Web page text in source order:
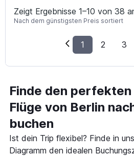
Zeigt Ergebnisse 1–10 von 38
Nach dem günstigsten Preis sortiert
1 2 3
Finde den
Flüge von Berlin
buchen
Ist dein Trip flexibel? Finde in
Diagramm den idealen